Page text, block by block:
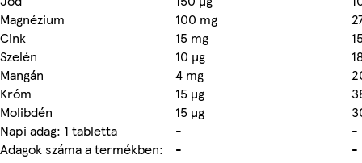
Magnézium
100 mg
Cink
15 mg
Szelén
10 µg
Mangán
4 mg
Króm
15 µg
Molibdén
15 µg
Napi adag: 1 tabletta
-
-
Adagok száma a termékben:
- -